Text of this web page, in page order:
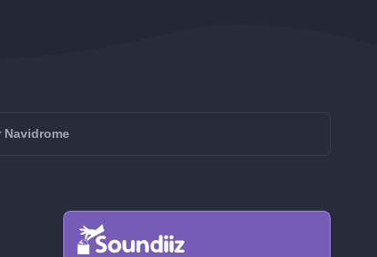
Navidrome